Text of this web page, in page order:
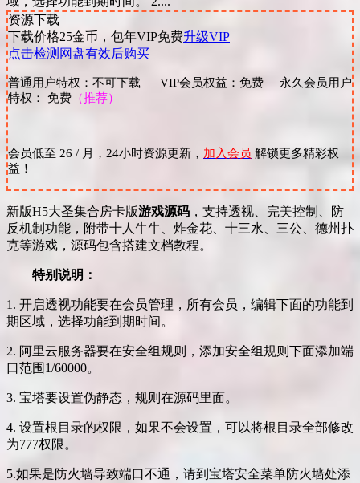
资源下载
下载价格25金币，包年VIP免费升级VIP
点击检测网盘有效后购买
普通用户特权：不可下载 VIP会员权益：免费 永久会员用户
特权： 免费 （推荐）
会员低至 26 / 月，24小时资源更新， 加入会员 解锁更多精彩权
益！
新版H5大圣集合房卡版游戏源码 ，支持透视、完美控制、防
反机制功能，附带十人牛牛、炸金花、十三水、三公、德州扑
克等游戏，源码包含搭建文档教程。
特别说明：
1. 开启透视功能要在会员管理，所有会员，编辑下面的功能到
期区域，选择功能到期时间。
2. 阿里云服务器要在安全组规则，添加安全组规则下面添加端
口范围1/60000。
3. 宝塔要设置伪静态，规则在源码里面。
4. 设置根目录的权限，如果不会设置，可以将根目录全部修改
为777权限。
5.如果是防火墙导致端口不通，请到宝塔安全菜单防火墙处添